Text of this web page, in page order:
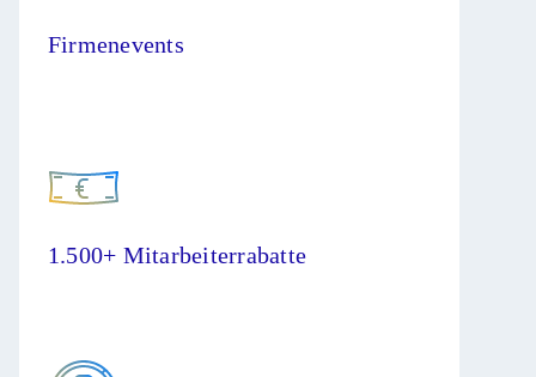
Firmenevents
1.500+ Mitarbeiterrabatte